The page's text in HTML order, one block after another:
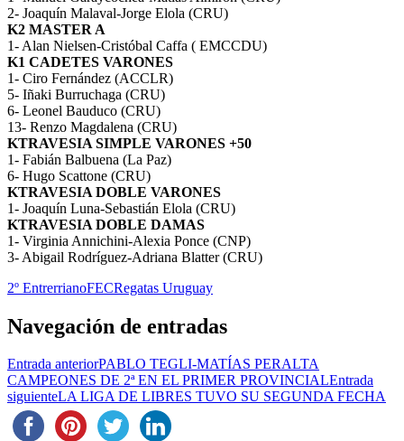
2- Joaquín Malaval-Jorge Elola (CRU)
K2 MASTER A
1- Alan Nielsen-Cristóbal Caffa ( EMCCDU)
K1 CADETES VARONES
1- Ciro Fernández (ACCLR)
5- Iñaki Burruchaga (CRU)
6- Leonel Bauduco (CRU)
13- Renzo Magdalena (CRU)
KTRAVESIA SIMPLE VARONES +50
1- Fabián Balbuena (La Paz)
6- Hugo Scattone (CRU)
KTRAVESIA DOBLE VARONES
1- Joaquín Luna-Sebastián Elola (CRU)
KTRAVESIA DOBLE DAMAS
1- Virginia Annichini-Alexia Ponce (CNP)
3- Abigail Rodríguez-Adriana Blatter (CRU)
2º EntrerrianoFECRegatas Uruguay
Navegación de entradas
Entrada anteriorPABLO TEGLI-MATÍAS PERALTA
CAMPEONES DE 2ª EN EL PRIMER PROVINCIALEntrada
siguienteLA LIGA DE LIBRES TUVO SU SEGUNDA FECHA